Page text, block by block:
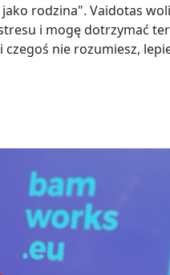
rodzina". Vaidotas
i mogę dotrzymać
nie rozumiesz,